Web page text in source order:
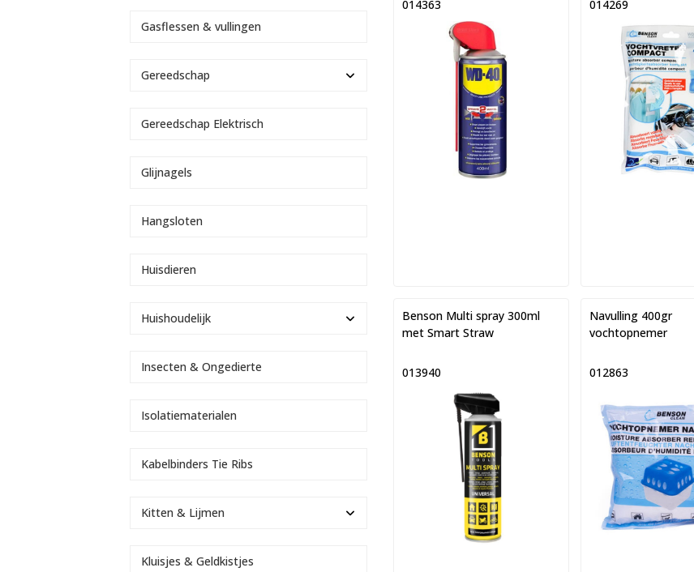
014363 014269
Benson Multi spray 300ml
met Smart Straw
013940
Navulling 400gr
vochtopnemer
012863
Gasflessen & vullingen
Gereedschap
Gereedschap Elektrisch
Glijnagels
Hangsloten
Huisdieren
Huishoudelijk
Insecten & Ongedierte
Isolatiematerialen
Kabelbinders Tie Ribs
Kitten & Lijmen
Kluisjes & Geldkistjes